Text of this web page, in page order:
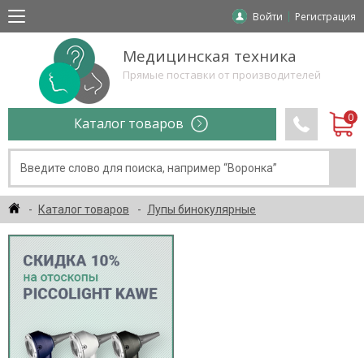
Войти Регистрация
Медицинская техника
Прямые поставки от производителей
Каталог товаров
Каталог товаров Лупы бинокулярные